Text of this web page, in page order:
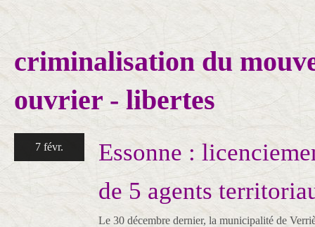
criminalisation du
ouvrier - libertes
7 févr.
Essonne :
de 5 agents
Le 30 décembre dernier, la municipalité de